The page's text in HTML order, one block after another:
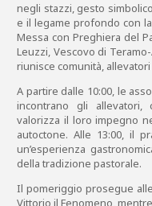
negli stazzi, gesto
e il legame profondo con
Messa con Preghiera del
Leuzzi, Vescovo di
riunisce comunità,
A partire dalle 10:00, le
incontrano gli
valorizza il loro impegno
autoctone. Alle 13:00, il
un’esperienza
della tradizione pastorale.
Il pomeriggio prosegue
Vittorio il Fenomeno,